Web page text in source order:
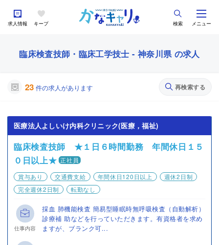
求人情報 キープ 検索 メニュー
臨床検査技師・臨床工学技士 - 神奈川県 の求人
23 件の求人があります 再検索する
医療法人よしいけ内科クリニック(医療，福祉)
臨床検査技師 ★１日６時間勤務 年間休日１５
０日以上★ 正社員
賞与あり
交通費支給 年間休日120日以上
週休2日制
完全週休2日制
転勤なし
仕事内容
採血 肺機能検査 簡易型睡眠時無呼吸検査（自動解析）
診療補 助などを行っていただきます。有資格者を求め
ますが、ブランク可...